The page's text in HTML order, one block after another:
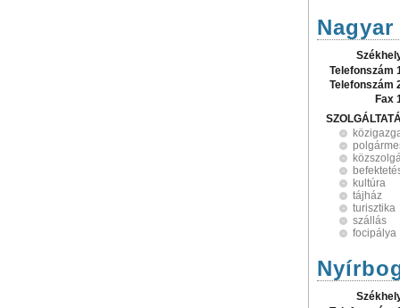
Telefonszám
Telefonszám
Fax
kultúra
tájház
turisztika
szállás
focipálya